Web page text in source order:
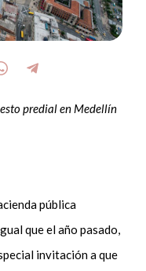
predial en Medellín
pública
que el año pasado,
invitación a que